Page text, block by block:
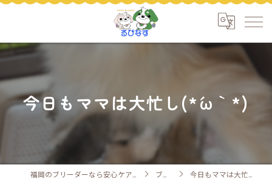
今日もママは大忙し(*´ω｀*)
ブログ 今日もママは大忙し(*´ω｀*)